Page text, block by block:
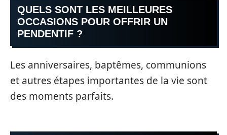
QUELS SONT LES MEILLEURES
OCCASIONS POUR OFFRIR UN
PENDENTIF ?
Les anniversaires, baptêmes, communions
et autres étapes importantes de la vie sont
des moments parfaits.